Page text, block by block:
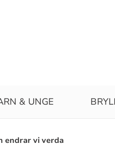
& UNGE
endrar vi verda